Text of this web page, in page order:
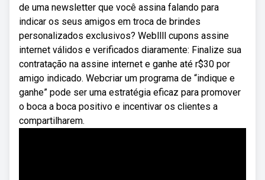
de uma newsletter que você assina falando para
indicar os seus amigos em troca de brindes
personalizados exclusivos? Webllll cupons assine
internet válidos e verificados diaramente: Finalize sua
contratação na assine internet e ganhe até r$30 por
amigo indicado. Webcriar um programa de “indique e
ganhe” pode ser uma estratégia eficaz para promover
o boca a boca positivo e incentivar os clientes a
compartilharem.